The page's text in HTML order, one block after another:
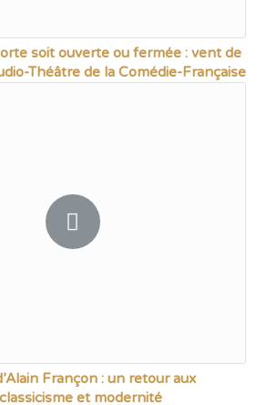
soit ouverte ou fermée : vent de
Théâtre de la Comédie-Française
Françon : un retour aux
et modernité